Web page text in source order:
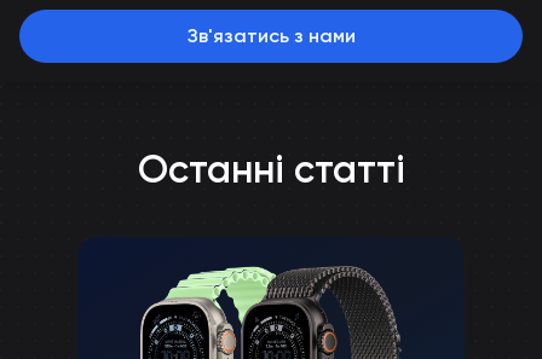
Зв'язатись з нами
Останні статті